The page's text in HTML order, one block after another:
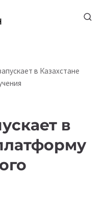
в Казахстане
в